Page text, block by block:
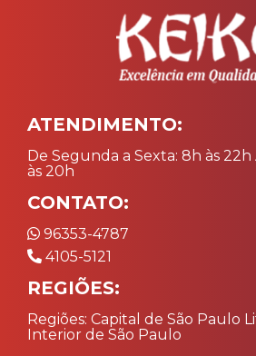
ATENDIMENTO:
De Segunda a Sexta: 8h às 22h
às 20h
CONTATO:
96353-4787
4105-5121
REGIÕES:
Regiões: Capital de São Paulo
Interior de São Paulo